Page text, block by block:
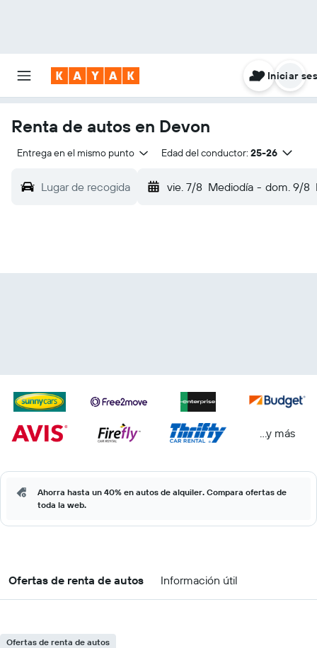
Iniciar
Renta de autos en Devon
Entrega en el mismo punto Edad del conductor: 25-26
Lugar de recogida vie. 7/8 Mediodía - dom. 9/8
...y más
Ahorra hasta un 40% en autos de alquiler. Compara ofertas de
toda la web.
Ofertas de renta de autos Información útil
Ofertas de renta de autos